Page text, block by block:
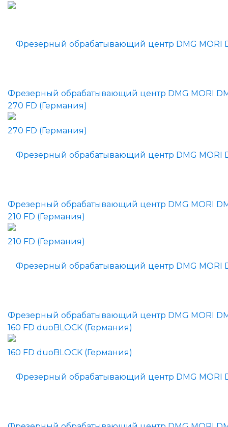
Фрезерный обрабатывающий центр DMG MORI
270 FD (Германия)
Фрезерный обрабатывающий центр DMG MORI
210 FD (Германия)
Фрезерный обрабатывающий центр DMG MORI
160 FD duoBLOCK (Германия)